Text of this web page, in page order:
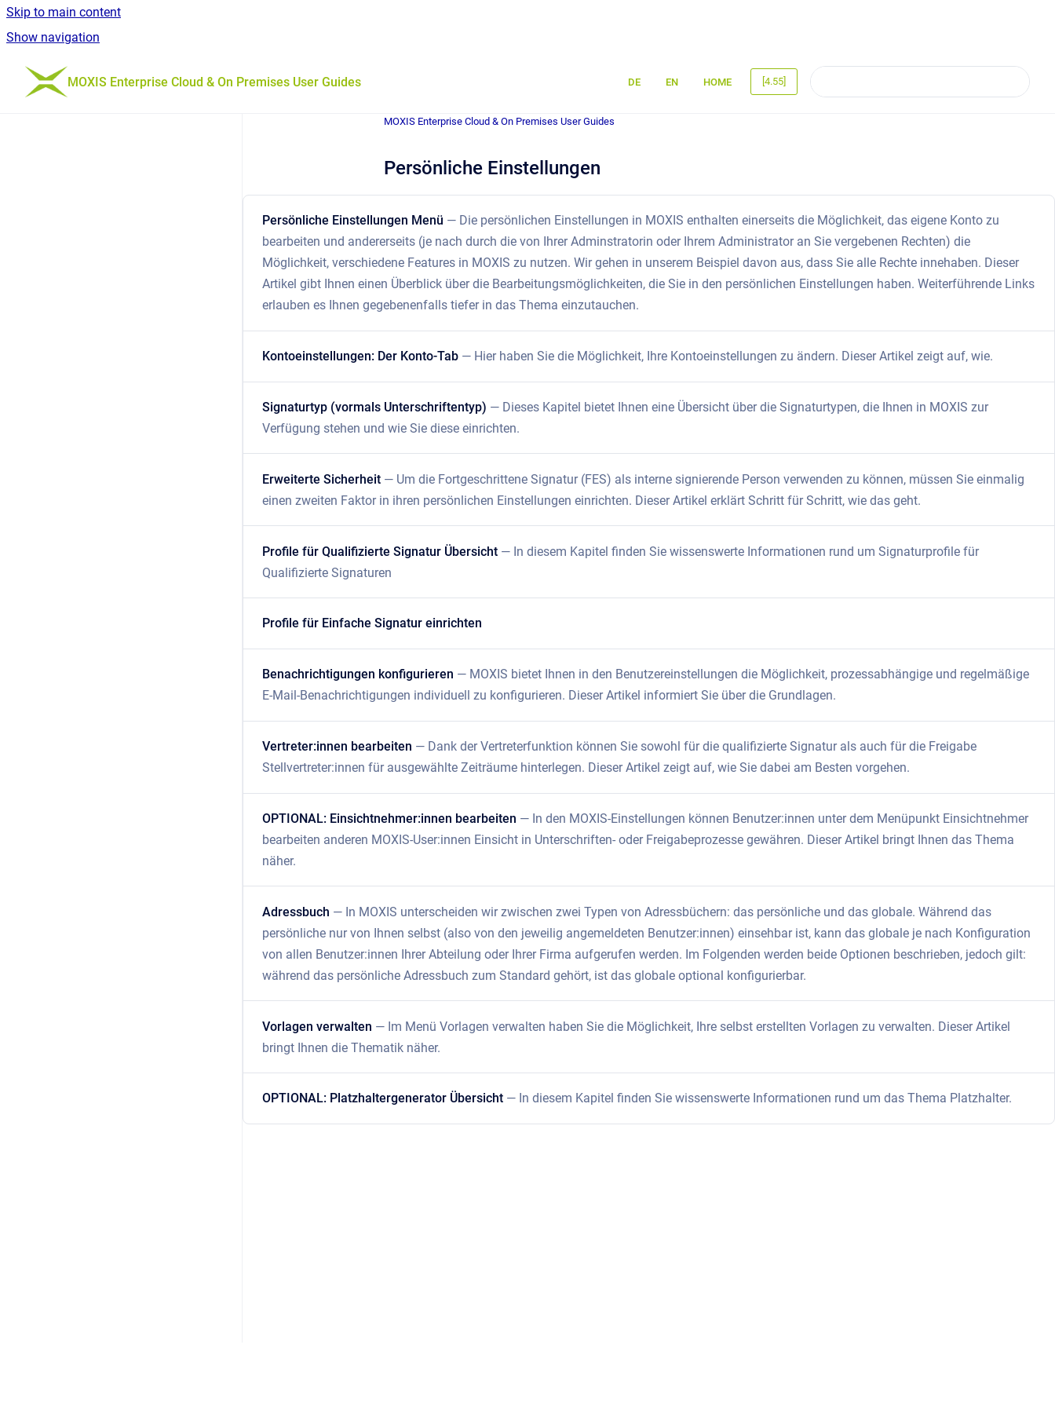
Skip to main content
Show navigation
Go to homepage
MOXIS Enterprise Cloud & On Premises User Guides DE EN HOME [4.55]
MOXIS Enterprise Cloud & On Premises User Guides
Persönliche Einstellungen
Persönliche Einstellungen Menü — Die persönlichen Einstellungen in MOXIS enthalten einerseits die Möglichkeit, das eigene Konto zu
bearbeiten und andererseits (je nach durch die von Ihrer Adminstratorin oder Ihrem Administrator an Sie vergebenen Rechten) die
Möglichkeit, verschiedene Features in MOXIS zu nutzen. Wir gehen in unserem Beispiel davon aus, dass Sie alle Rechte innehaben. Dieser
Artikel gibt Ihnen einen Überblick über die Bearbeitungsmöglichkeiten, die Sie in den persönlichen Einstellungen haben. Weiterführende Links
erlauben es Ihnen gegebenenfalls tiefer in das Thema einzutauchen.
Kontoeinstellungen: Der Konto-Tab — Hier haben Sie die Möglichkeit, Ihre Kontoeinstellungen zu ändern. Dieser Artikel zeigt auf, wie.
Signaturtyp (vormals Unterschriftentyp) — Dieses Kapitel bietet Ihnen eine Übersicht über die Signaturtypen, die Ihnen in MOXIS zur
Verfügung stehen und wie Sie diese einrichten.
Erweiterte Sicherheit — Um die Fortgeschrittene Signatur (FES) als interne signierende Person verwenden zu können, müssen Sie einmalig
einen zweiten Faktor in ihren persönlichen Einstellungen einrichten. Dieser Artikel erklärt Schritt für Schritt, wie das geht.
Profile für Qualifizierte Signatur Übersicht — In diesem Kapitel finden Sie wissenswerte Informationen rund um Signaturprofile für
Qualifizierte Signaturen
Profile für Einfache Signatur einrichten
Benachrichtigungen konfigurieren — MOXIS bietet Ihnen in den Benutzereinstellungen die Möglichkeit, prozessabhängige und regelmäßige
E-Mail-Benachrichtigungen individuell zu konfigurieren. Dieser Artikel informiert Sie über die Grundlagen.
Vertreter:innen bearbeiten — Dank der Vertreterfunktion können Sie sowohl für die qualifizierte Signatur als auch für die Freigabe
Stellvertreter:innen für ausgewählte Zeiträume hinterlegen. Dieser Artikel zeigt auf, wie Sie dabei am Besten vorgehen.
OPTIONAL: Einsichtnehmer:innen bearbeiten — In den MOXIS-Einstellungen können Benutzer:innen unter dem Menüpunkt Einsichtnehmer
bearbeiten anderen MOXIS-User:innen Einsicht in Unterschriften- oder Freigabeprozesse gewähren. Dieser Artikel bringt Ihnen das Thema
näher.
Adressbuch — In MOXIS unterscheiden wir zwischen zwei Typen von Adressbüchern: das persönliche und das globale. Während das
persönliche nur von Ihnen selbst (also von den jeweilig angemeldeten Benutzer:innen) einsehbar ist, kann das globale je nach Konfiguration
von allen Benutzer:innen Ihrer Abteilung oder Ihrer Firma aufgerufen werden. Im Folgenden werden beide Optionen beschrieben, jedoch gilt:
während das persönliche Adressbuch zum Standard gehört, ist das globale optional konfigurierbar.
Vorlagen verwalten — Im Menü Vorlagen verwalten haben Sie die Möglichkeit, Ihre selbst erstellten Vorlagen zu verwalten. Dieser Artikel
bringt Ihnen die Thematik näher.
OPTIONAL: Platzhaltergenerator Übersicht — In diesem Kapitel finden Sie wissenswerte Informationen rund um das Thema Platzhalter.